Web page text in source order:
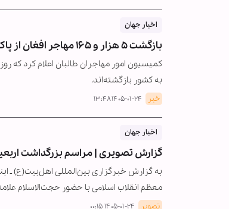
اخبار جهان
بازگشت ۵ هزار و ۱۶۵ مهاجر افغان از پاکستان در یک روز
به کشور بازگشته‌اند.
خبر ۱۴۰۵-۰۱-۲۴ ۱۳:۴۸
اخبار جهان
گزارش تصویری | مراسم بزرگداشت
به گزارش خبرگزاری بین‌المللی اهل‌بیت(ع) ـ
معظم انقلاب اسلامی با حضور حجت‌الاسلام
تصویر ۱۴۰۵-۰۱-۲۴ ۰۰:۱۵